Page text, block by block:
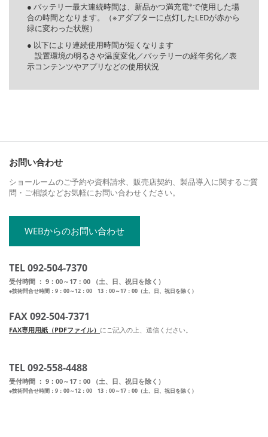
● バッテリー最大連続時間は、新品かつ満充電※で使用した場
合の時間となります。（※アダプターに点灯したLEDが赤から
緑に変わった状態）
● 以下により連続使用時間が短くなります
設置環境の明るさや温度変化／バッテリーの経年劣化／表
示コンテンツやアプリなどの使用状況
お問い合わせ
ショールームのご予約や資料請求、販売店契約、製品導入に関するご質
問・ご相談などお気軽にお問い合わせください。
WEBからのお問い合わせ
TEL 092-504-7370
受付時間 ： 9：00～17：00 （土、日、祝日を除く）
※技術問合せ時間：9：00～12：00 13：00～17：00（土、日、祝日を除く）
FAX 092-504-7371
FAX専用用紙（PDFファイル） にご記入の上、送信ください。
TEL 092-558-4488
受付時間 ： 9：00～17：00 （土、日、祝日を除く）
※技術問合せ時間：9：00～12：00 13：00～17：00（土、日、祝日を除く）